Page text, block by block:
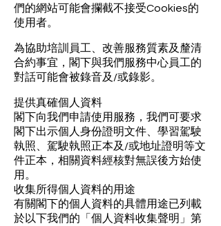
們的網站可能會攔截不接受Cookies的
使用者。
為協助培訓員工、改善服務質素及釐清
合約事宜，閣下與我們服務中心員工的
對話可能會被錄音及/或錄影。
提供真確個人資料
閣下向我們申請使用服務，我們可要求
閣下出示個人身份證明文件、學習駕駛
執照、駕駛執照正本及/或地址證明等文
件正本，相關資料經核對無誤後方始使
用。
收集所得個人資料的用途
有關閣下的個人資料的具體用途已列載
於以下我們的「個人資料收集聲明」第